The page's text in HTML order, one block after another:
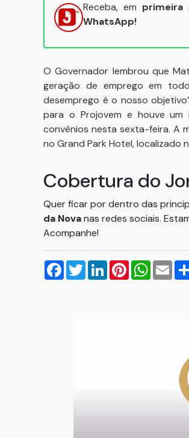
Receba, em primeira
WhatsApp!
O Governador lembrou que
geração de emprego em
desemprego é o nosso
para o Projovem e houve um
convênios nesta sexta-feira. A
no Grand Park Hotel, localizado
Cobertura do
Quer ficar por dentro das
da Novanas redes sociais.
Acompanhe!
Facebook
TwitterLinkedInPinterest